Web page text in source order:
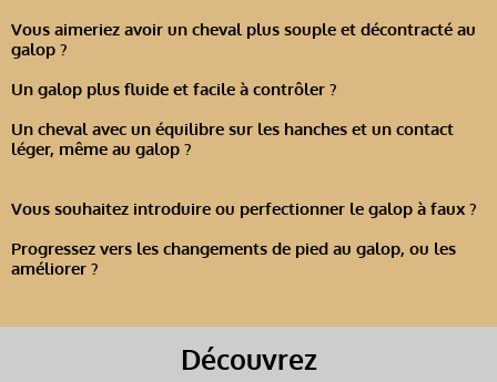
Vous aimeriez avoir un cheval plus souple et décontracté au
galop ?
Un galop plus fluide et facile à contrôler ?
Un cheval avec un équilibre sur les hanches et un contact
léger, même au galop ?
Vous souhaitez introduire ou perfectionner le galop à faux ?
Progressez vers les changements de pied au galop, ou les
améliorer ?
Découvrez